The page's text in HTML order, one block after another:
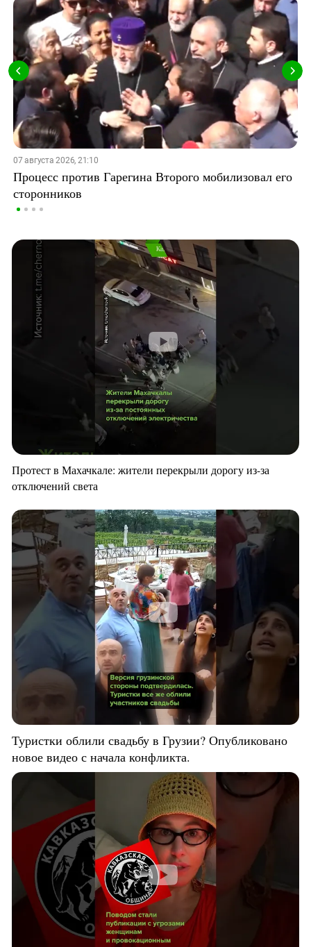
07 августа 2026, 21:10
Процесс против Гарегина Второго мобилизовал его
сторонников
Протест в Махачкале: жители перекрыли дорогу из-за
отключений света
Туристки облили свадьбу в Грузии? Опубликовано
новое видео с начала конфликта.